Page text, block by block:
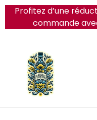
Profitez d’une
commande